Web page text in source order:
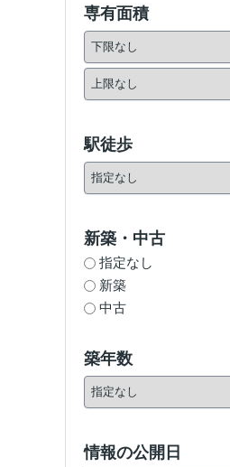
専有面積
駅徒歩
新築・中古
指定なし
新築
中古
築年数
情報の公開日